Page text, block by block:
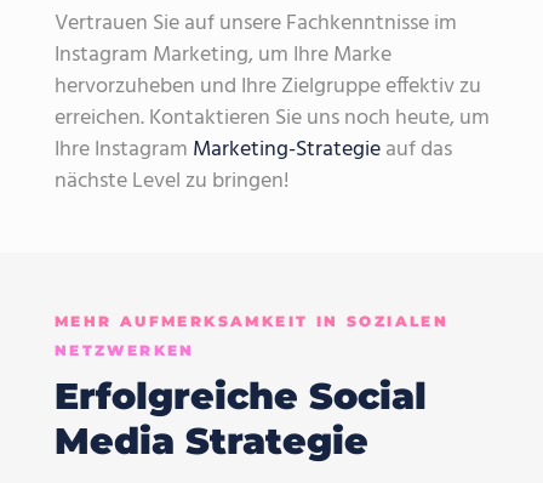
Vertrauen Sie auf unsere Fachkenntnisse im
Instagram Marketing, um Ihre Marke
hervorzuheben und Ihre Zielgruppe effektiv zu
erreichen. Kontaktieren Sie uns noch heute, um
Ihre Instagram Marketing-Strategieauf das
nächste Level zu bringen!
MEHR AUFMERKSAMKEIT IN SOZIALEN
NETZWERKEN
Erfolgreiche Social
Media Strategie